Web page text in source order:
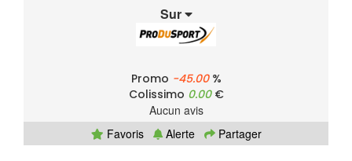
Sur
Promo -45.00%
Colissimo 0.00€
Aucun avis
Favoris
Alerte Partager